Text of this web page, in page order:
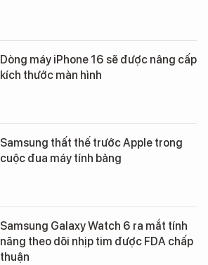
Dòng máy iPhone 16 sẽ được nâng cấp
kích thước màn hình
Samsung thất thế trước Apple trong
cuộc đua máy tính bảng
Samsung Galaxy Watch 6 ra mắt tính
năng theo dõi nhịp tim được FDA chấp
thuận